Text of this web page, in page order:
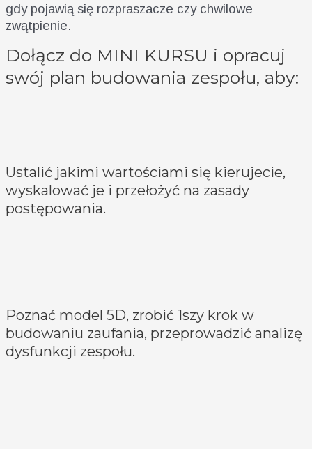
gdy pojawią się rozpraszacze czy chwilowe
zwątpienie.
Dołącz do MINI KURSU i opracuj
swój plan budowania zespołu, aby:
Ustalić jakimi wartościami się kierujecie,
wyskalować je i przełożyć na zasady
postępowania.
Poznać model 5D, zrobić 1szy krok w
budowaniu zaufania, przeprowadzić analizę
dysfunkcji zespołu.